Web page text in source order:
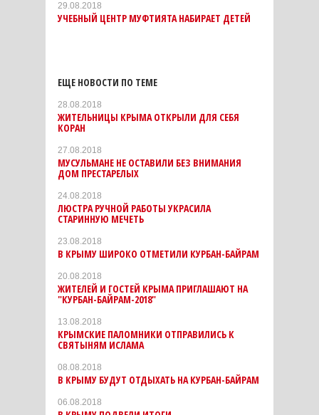
29.08.2018
УЧЕБНЫЙ ЦЕНТР МУФТИЯТА НАБИРАЕТ ДЕТЕЙ
ЕЩЕ НОВОСТИ ПО ТЕМЕ
28.08.2018
ЖИТЕЛЬНИЦЫ КРЫМА ОТКРЫЛИ ДЛЯ СЕБЯ
КОРАН
27.08.2018
МУСУЛЬМАНЕ НЕ ОСТАВИЛИ БЕЗ ВНИМАНИЯ
ДОМ ПРЕСТАРЕЛЫХ
24.08.2018
ЛЮСТРА РУЧНОЙ РАБОТЫ УКРАСИЛА
СТАРИННУЮ МЕЧЕТЬ
23.08.2018
В КРЫМУ ШИРОКО ОТМЕТИЛИ КУРБАН-БАЙРАМ
20.08.2018
ЖИТЕЛЕЙ И ГОСТЕЙ КРЫМА ПРИГЛАШАЮТ НА
"КУРБАН-БАЙРАМ-2018"
13.08.2018
КРЫМСКИЕ ПАЛОМНИКИ ОТПРАВИЛИСЬ К
СВЯТЫНЯМ ИСЛАМА
08.08.2018
В КРЫМУ БУДУТ ОТДЫХАТЬ НА КУРБАН-БАЙРАМ
06.08.2018